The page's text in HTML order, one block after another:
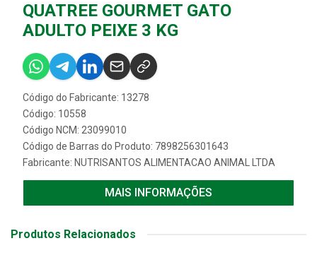
QUATREE GOURMET GATO
ADULTO PEIXE 3 KG
Código do Fabricante: 13278
Código: 10558
Código NCM: 23099010
Código de Barras do Produto: 7898256301643
Fabricante: NUTRISANTOS ALIMENTACAO ANIMAL LTDA
MAIS INFORMAÇÕES
Produtos Relacionados